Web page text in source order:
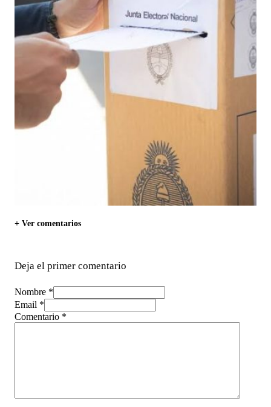
+ Ver comentarios
Deja el primer comentario
Nombre *
Email *
Comentario *